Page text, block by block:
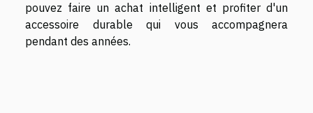
pouvez faire un achat intelligent et profiter d'un
accessoire durable qui vous accompagnera
pendant des années.